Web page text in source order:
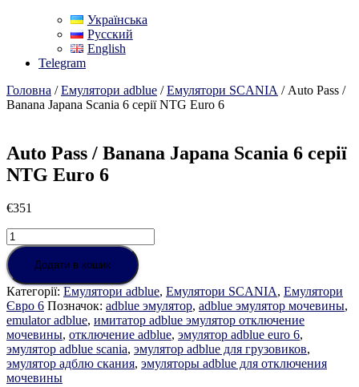
Українська
Русский
English
Telegram
Головна /Емулятори adblue /Емулятори SCANIA / Auto Pass /
Banana Japana Scania 6 серії NTG Euro 6
Auto Pass / Banana Japana Scania 6 серії
NTG Euro 6
€351
Auto
Pass
/
Banana
Japana
Scania
6
серії
NTG
Euro
6
Додати в кошик
Категорії: Емулятори adblue, Емулятори SCANIA, Емулятори
Євро 6 Позначок: adblue эмулятор, adblue эмулятор мочевины,
emulator adblue, имитатор adblue эмулятор отключение
мочевины, отключение adblue, эмулятор adblue euro 6,
эмулятор adblue scania, эмулятор adblue для грузовиков,
эмулятор адблю скания, эмуляторы adblue для отключения
мочевины